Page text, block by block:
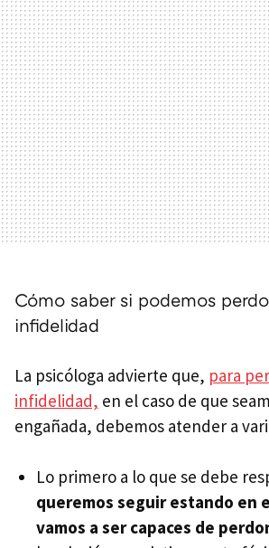
Cómo saber si podemos
infidelidad
La psicóloga advierte que, para
infidelidad, en el caso de que
engañada, debemos atender a
Lo primero a lo que se debe
queremos seguir estando en
vamos a ser capaces de